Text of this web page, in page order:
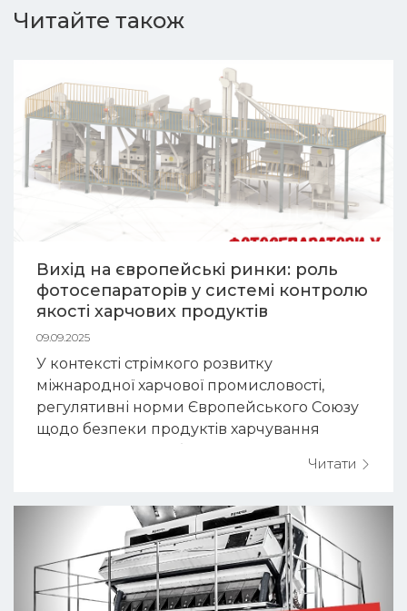
Читайте також
Вихід на європейські ринки: роль
фотосепараторів у системі контролю
якості харчових продуктів
09.09.2025
У контексті стрімкого розвитку
міжнародної харчової промисловості,
регулятивні норми Європейського Союзу
щодо безпеки продуктів харчування
деталізацією серед світових стандартів.
Читати